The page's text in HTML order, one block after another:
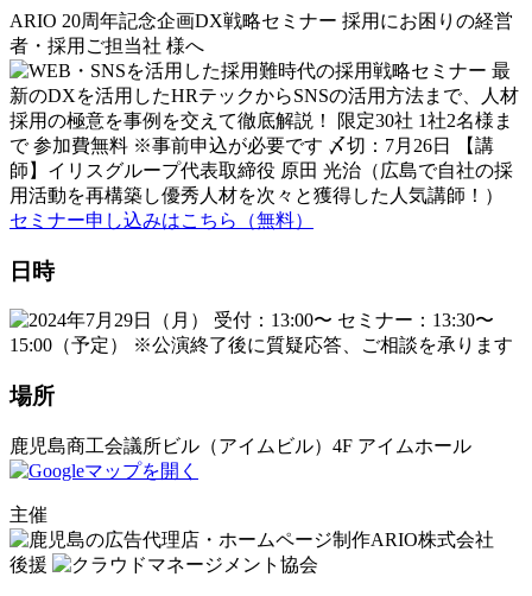
ARIO 20周年記念企画DX戦略セミナー 採用にお困りの経営
者 ・ 採用ご担当社 様へ
セミナー申し込みはこちら （無料）
日時
場所
鹿児島商工会議所ビル （アイムビル） 4F アイムホール
主催
後援